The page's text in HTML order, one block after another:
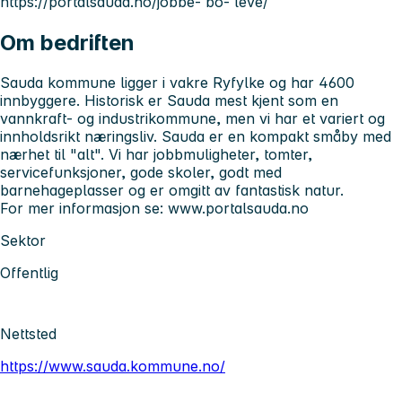
Om bedriften
Sauda kommune ligger i vakre Ryfylke og har 4600
innbyggere. Historisk er Sauda mest kjent som en
vannkraft- og industrikommune, men vi har et variert og
innholdsrikt næringsliv. Sauda er en kompakt småby med
nærhet til "alt". Vi har jobbmuligheter, tomter,
servicefunksjoner, gode skoler, godt med
barnehageplasser og er omgitt av fantastisk natur.
For mer informasjon se: www.portalsauda.no
Sektor
Offentlig
Nettsted
https://www.sauda.kommune.no/